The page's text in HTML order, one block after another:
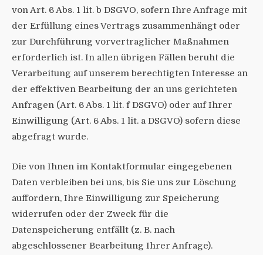
von Art. 6 Abs. 1 lit. b DSGVO, sofern Ihre Anfrage mit
der Erfüllung eines Vertrags zusammenhängt oder
zur Durchführung vorvertraglicher Maßnahmen
erforderlich ist. In allen übrigen Fällen beruht die
Verarbeitung auf unserem berechtigten Interesse an
der effektiven Bearbeitung der an uns gerichteten
Anfragen (Art. 6 Abs. 1 lit. f DSGVO) oder auf Ihrer
Einwilligung (Art. 6 Abs. 1 lit. a DSGVO) sofern diese
abgefragt wurde.
Die von Ihnen im Kontaktformular eingegebenen
Daten verbleiben bei uns, bis Sie uns zur Löschung
auffordern, Ihre Einwilligung zur Speicherung
widerrufen oder der Zweck für die
Datenspeicherung entfällt (z. B. nach
abgeschlossener Bearbeitung Ihrer Anfrage).